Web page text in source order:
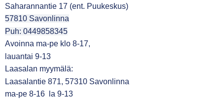
Saharannantie 17 (ent. Puukeskus)
57810 Savonlinna
Puh: 0449858345
Avoinna ma-pe klo 8-17,
lauantai 9-13
Laasalan myymälä:
Laasalantie 871, 57310 Savonlinna
ma-pe 8-16 la 9-13